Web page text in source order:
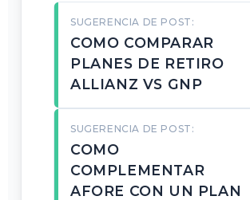
SUGERENCIA DE POST:
COMO COMPARAR
PLANES DE RETIRO
ALLIANZ VS GNP
SUGERENCIA DE POST:
COMO
COMPLEMENTAR
AFORE CON UN PLAN